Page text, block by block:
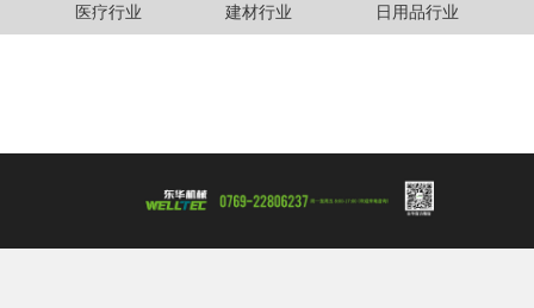
医疗行业 建材行业 日用品行业